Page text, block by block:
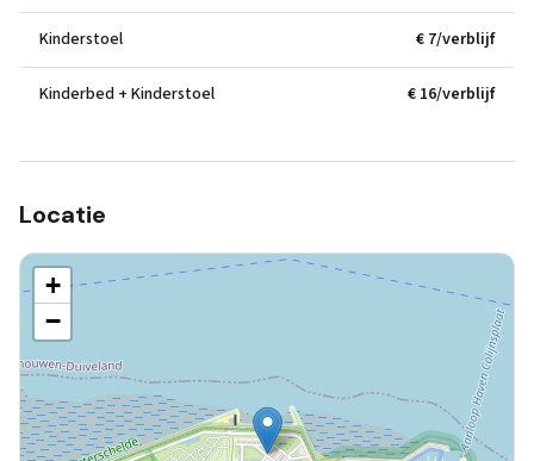
Kinderstoel € 7/verblijf
Kinderbed + Kinderstoel € 16/verblijf
Locatie
+
−